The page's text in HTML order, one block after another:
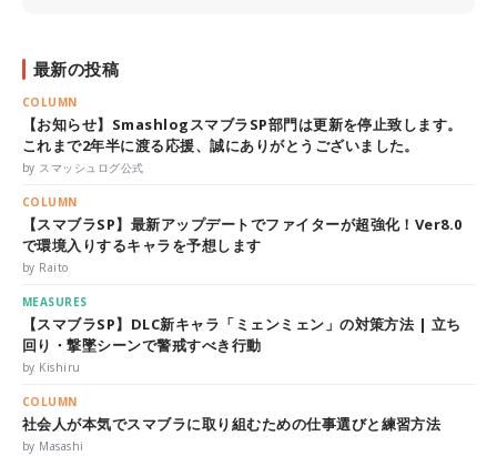
最新の投稿
COLUMN
【お知らせ】SmashlogスマブラSP部門は更新を停止致します。
これまで2年半に渡る応援、誠にありがとうございました。
by スマッシュログ公式
COLUMN
【スマブラSP】最新アップデートでファイターが超強化！Ver8.0
で環境入りするキャラを予想します
by Raito
MEASURES
【スマブラSP】DLC新キャラ「ミェンミェン」の対策方法 | 立ち
回り・撃墜シーンで警戒すべき行動
by Kishiru
COLUMN
社会人が本気でスマブラに取り組むための仕事選びと練習方法
by Masashi